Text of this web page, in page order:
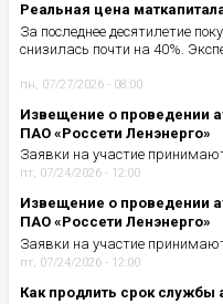
Реальная цена
За последнее десятилетие
снизилась почти на 40%.
пн, 07/27/2026 - 08:00
Извещение о проведении
ПАО «Россети Ленэнерго»
Заявки на участие
пт, 07/24/2026 - 12:00
Извещение о проведении
ПАО «Россети Ленэнерго»
Заявки на участие
пт, 07/24/2026 - 12:00
Как продлить срок службы